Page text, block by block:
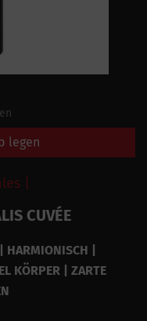
legen
|
CUVÉE
|
KÖRPER | ZARTE